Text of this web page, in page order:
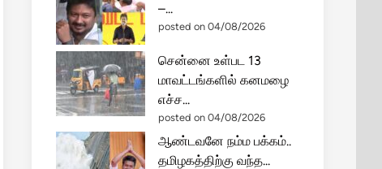
–...
posted on 04/08/2026
சென்னை உள்பட 13
மாவட்டங்களில் கனமழை
எச்ச...
posted on 04/08/2026
ஆண்டவனே நம்ம பக்கம்..
தமிழகத்திற்கு வந்த...